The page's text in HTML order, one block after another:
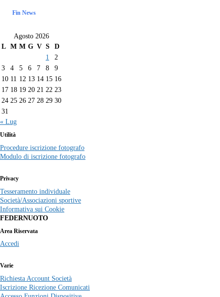
Fin News
Agosto 2026
L M M G V S
D
1
2
3
4 5 6 7 8
9
10 11 12 13 14 15 16
17 18 19 20 21 22 23
24 25 26 27 28 29 30
31
« Lug
Utilità
Procedure iscrizione fotografo
Modulo di iscrizione fotografo
Privacy
Tesseramento individuale
Società/Associazioni sportive
Informativa sui Cookie
FEDERNUOTO
Area Riservata
Accedi
Varie
Richiesta Account Società
Iscrizione Ricezione Comunicati